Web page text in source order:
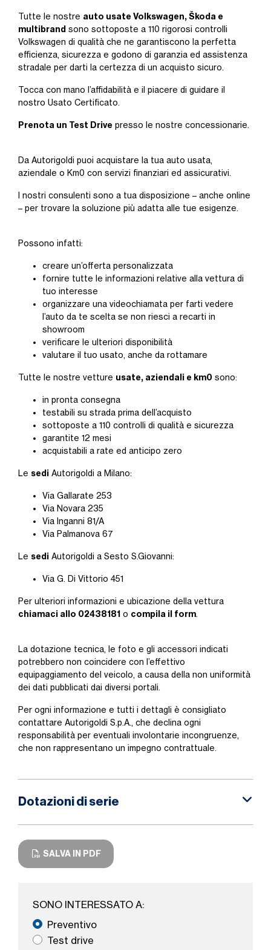
Tutte le nostre auto usate Volkswagen, Škoda e
multibrand sono sottoposte a 110 rigorosi controlli
Volkswagen di qualità che ne garantiscono la perfetta
efficienza, sicurezza e godono di garanzia ed assistenza
stradale per darti la certezza di un acquisto sicuro.
Tocca con mano l’affidabilità e il piacere di guidare il
nostro Usato Certificato.
Prenota un Test Drive presso le nostre concessionarie.
Da Autorigoldi puoi acquistare la tua auto usata,
aziendale o Km0 con servizi finanziari ed assicurativi.
I nostri consulenti sono a tua disposizione – anche online
– per trovare la soluzione più adatta alle tue esigenze.
Possono infatti:
creare un’offerta personalizzata
fornire tutte le informazioni relative alla vettura di
tuo interesse
organizzare una videochiamata per farti vedere
l’auto da te scelta se non riesci a recarti in
showroom
verificare le ulteriori disponibilità
valutare il tuo usato, anche da rottamare
Tutte le nostre vetture usate, aziendali e km0 sono:
in pronta consegna
testabili su strada prima dell’acquisto
sottoposte a 110 controlli di qualità e sicurezza
garantite 12 mesi
acquistabili a rate ed anticipo zero
Le sedi Autorigoldi a Milano:
Via Gallarate 253
Via Novara 235
Via Inganni 81/A
Via Palmanova 67
Le sedi Autorigoldi a Sesto S.Giovanni:
Via G. Di Vittorio 451
Per ulteriori informazioni e ubicazione della vettura
chiamaci allo 02438181 o compila il form.
La dotazione tecnica, le foto e gli accessori indicati
potrebbero non coincidere con l’effettivo
equipaggiamento del veicolo, a causa della non uniformità
dei dati pubblicati dai diversi portali.
Per ogni informazione e tutti i dettagli è consigliato
contattare Autorigoldi S.p.A., che declina ogni
responsabilità per eventuali involontarie incongruenze,
che non rappresentano un impegno contrattuale.
Dotazioni di serie
SALVA IN PDF
SONO INTERESSATO A:
Preventivo
Test drive